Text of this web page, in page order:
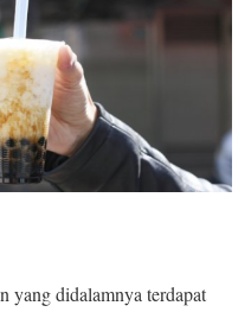
yang didalamnya terdapat